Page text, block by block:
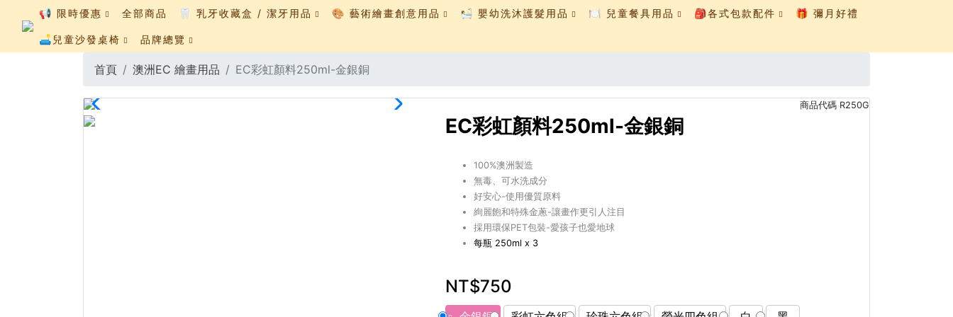
📢 限時優惠 全部商品 🦷 乳牙收藏盒 / 潔牙用品 🎨 藝術繪畫創意用品 🛀 嬰幼洗沐護髮用品 🍽️ 兒童餐具用品 🎒各式包款配件 🎁 彌月好禮
🛋️兒童沙發桌椅 品牌總覽
首頁 澳洲EC 繪畫用品 EC彩虹顏料250ml-金銀銅
商品代碼 R250G
EC彩虹顏料250ml-金銀銅
100%澳洲製造
無毒、可水洗成分
好安心-使用優質原料
絢麗飽和特殊金蔥-讓畫作更引人注目
採用環保PET包裝-愛孩子也愛地球
每瓶 250ml x 3
NT$750